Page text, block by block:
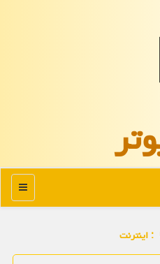
منو
: اینترنت